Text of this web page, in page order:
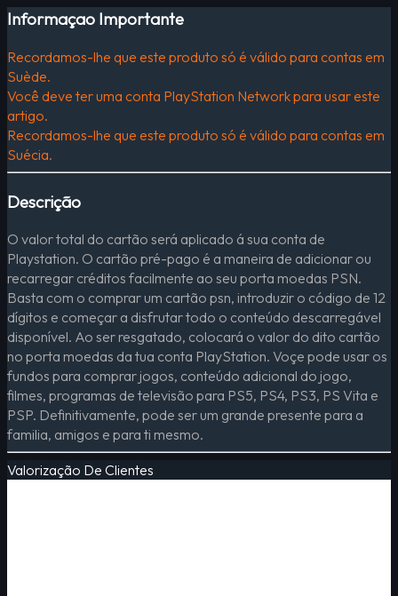
Informaçao Importante
Recordamos-lhe que este produto só é válido para contas em
Suède.
Você deve ter uma conta PlayStation Network para usar este
artigo.
Recordamos-lhe que este produto só é válido para contas em
Suécia.
Descrição
O valor total do cartão será aplicado á sua conta de
Playstation. O cartão pré-pago é a maneira de adicionar ou
recarregar créditos facilmente ao seu porta moedas PSN.
Basta com o comprar um cartão psn, introduzir o código de 12
dígitos e começar a disfrutar todo o conteúdo descarregável
disponível. Ao ser resgatado, colocará o valor do dito cartão
no porta moedas da tua conta PlayStation. Voçe pode usar os
fundos para comprar jogos, conteúdo adicional do jogo,
filmes, programas de televisão para PS5, PS4, PS3, PS Vita e
PSP. Definitivamente, pode ser um grande presente para a
familia, amigos e para ti mesmo.
Valorização De Clientes